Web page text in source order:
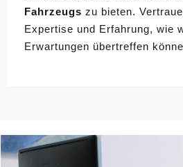
Fahrzeugs zu bieten.
Expertise und Erfahrung, wie
Erwartungen übertreffen